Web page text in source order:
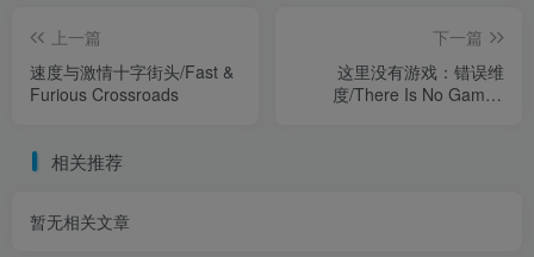
上一篇
速度与激情十字街头/Fast &
Furious Crossroads
下一篇
这里没有游戏：错误维
度/There Is No Game :
相关推荐
暂无相关文章